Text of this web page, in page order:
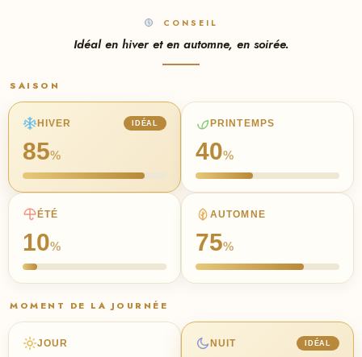
CONSEIL
Idéal en hiver et en automne, en soirée.
SAISON
HIVER IDÉAL
85%
PRINTEMPS
40%
ÉTÉ
10%
AUTOMNE
75%
MOMENT DE LA JOURNÉE
JOUR NUIT IDÉAL